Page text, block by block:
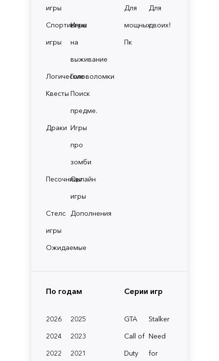
игры
Спортивные
игры
Игры
на
выживание
ЛогическиеГоловоломки
Квесты Поиск
предме.
Драки Игры
про
зомби
ПесочницыОнлайн
игры
Стелс
игры
Дополнения
Ожидаемые
Для
мощных
Пк
Для
двоих!
По годам
2026
2025
2024
2023
2022
2021
Серии игр
GTA
Stalker
Call of
Duty
Need
for